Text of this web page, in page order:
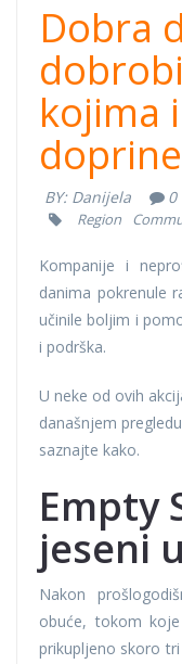
Dobra
kojima
BY: Danijela 0
Region
Kompanije i
danima pokrenule
učinile boljim i
i podrška.
U neke od ovih
današnjem
saznajte kako.
Empty
jeseni
Nakon
obuće, tokom
prikupljeno skoro